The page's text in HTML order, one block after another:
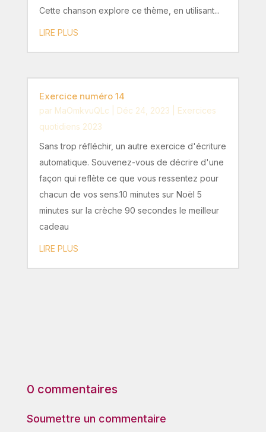
Cette chanson explore ce thème, en utilisant...
LIRE PLUS
Exercice numéro 14
par MaOmkvuQLc Déc 24, 2023
Exercices
quotidiens 2023
Sans trop réfléchir, un autre exercice d'écriture
automatique. Souvenez-vous de décrire d'une
façon qui reflète ce que vous ressentez pour
chacun de vos sens.10 minutes sur Noël 5
minutes sur la crèche 90 secondes le meilleur
cadeau
LIRE PLUS
0 commentaires
Soumettre un commentaire